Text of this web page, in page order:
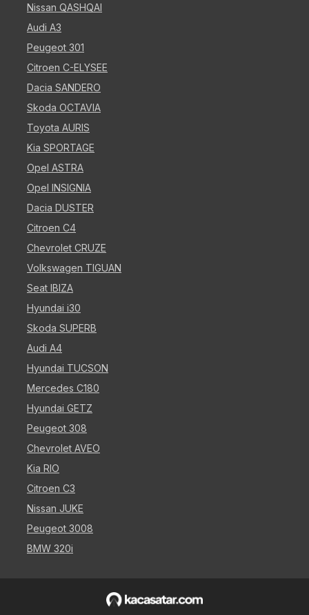
Nissan QASHQAI
Audi A3
Peugeot 301
Citroen C-ELYSEE
Dacia SANDERO
Skoda OCTAVIA
Toyota AURIS
Kia SPORTAGE
Opel ASTRA
Opel INSIGNIA
Dacia DUSTER
Citroen C4
Chevrolet CRUZE
Volkswagen TIGUAN
Seat IBIZA
Hyundai i30
Skoda SUPERB
Audi A4
Hyundai TUCSON
Mercedes C180
Hyundai GETZ
Peugeot 308
Chevrolet AVEO
Kia RIO
Citroen C3
Nissan JUKE
Peugeot 3008
BMW 320i